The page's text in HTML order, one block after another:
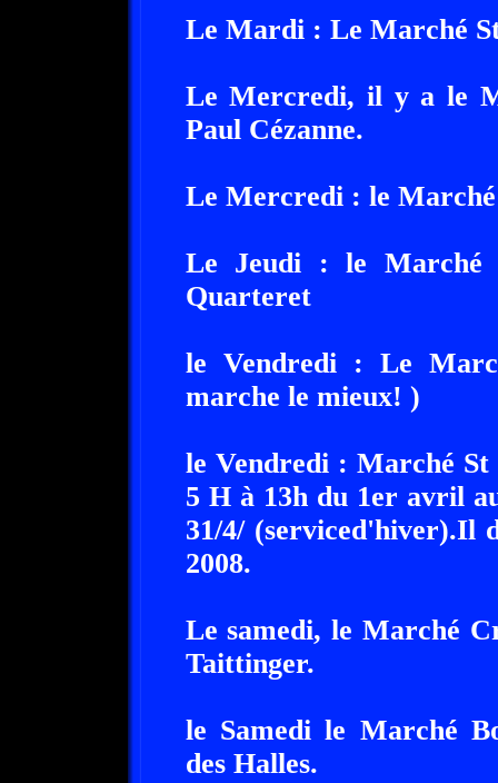
Le Mardi : Le Marché
Le Mercredi, il y a le
Paul Cézanne.
Le Mercredi : le
Le Jeudi : le Marché
Quarteret
le Vendredi : Le
marche le mieux! )
le Vendredi : Marché
5 H à 13h du 1er avril
31/4/ (serviced'hiver).Il
2008.
Le samedi, le Marché
Taittinger.
le Samedi le Marché
des Halles.